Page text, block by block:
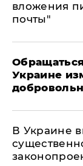
вложения
почты"
Украине
В Украине